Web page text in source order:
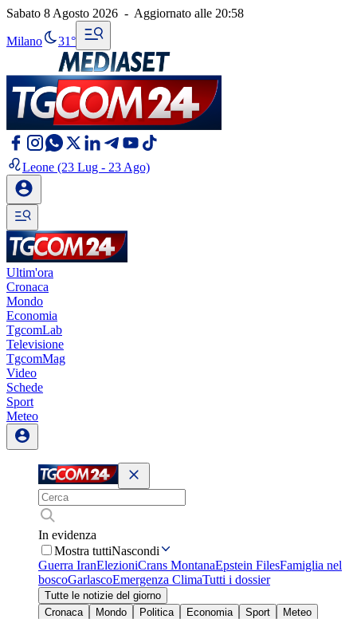
Sabato 8 Agosto 2026 - Aggiornato alle 20:58
Milano 31°
Leone (23 Lug - 23 Ago)
Ultim'ora
Cronaca
Mondo
Economia
TgcomLab
Televisione
TgcomMag
Video
Schede
Sport
Meteo
In evidenza
Mostra tuttiNascondi
Guerra IranElezioniCrans MontanaEpstein FilesFamiglia nel
boscoGarlascoEmergenza ClimaTutti i dossier
Tutte le notizie del giorno
Cronaca
Mondo Politica Economia Sport
Meteo